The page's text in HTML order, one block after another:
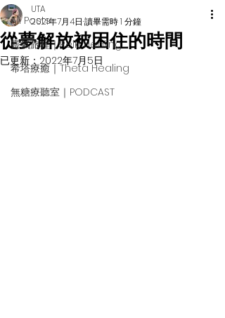
All Posts
靈氣旅程｜Reiki Healing
希塔療癒｜Theta Healing
無糖療聽室｜PODCAST
從夢解放被困住的時間
UTA
2021年7月4日 讀畢需時 1 分鐘
已更新：2022年7月5日